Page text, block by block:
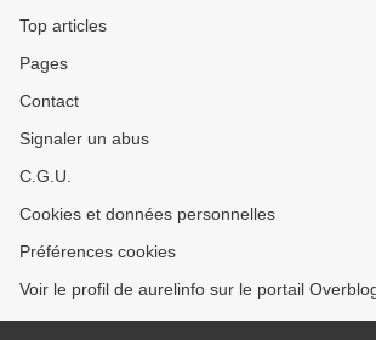
Top articles
Pages
Contact
Signaler un abus
C.G.U.
Cookies et données personnelles
Préférences cookies
Voir le profil de aurelinfo sur le portail